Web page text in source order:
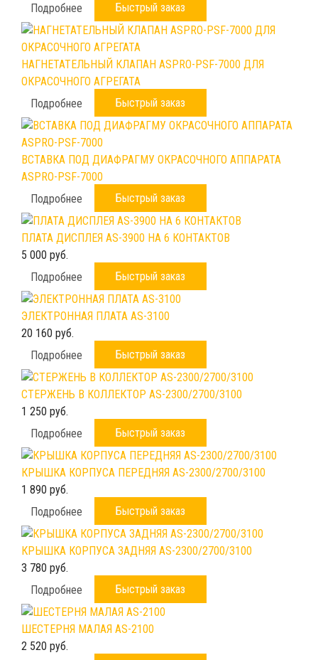
Подробнее
Быстрый заказ
НАГНЕТАТЕЛЬНЫЙ КЛАПАН ASPRO-PSF-7000 ДЛЯ
ОКРАСОЧНОГО АГРЕГАТА
Подробнее
Быстрый заказ
ВСТАВКА ПОД ДИАФРАГМУ ОКРАСОЧНОГО АППАРАТА
ASPRO-PSF-7000
Подробнее
Быстрый заказ
ПЛАТА ДИСПЛЕЯ AS-3900 НА 6 КОНТАКТОВ
5 000 руб.
Подробнее
Быстрый заказ
ЭЛЕКТРОННАЯ ПЛАТА AS-3100
20 160 руб.
Подробнее
Быстрый заказ
СТЕРЖЕНЬ В КОЛЛЕКТОР AS-2300/2700/3100
1 250 руб.
Подробнее
Быстрый заказ
КРЫШКА КОРПУСА ПЕРЕДНЯЯ AS-2300/2700/3100
1 890 руб.
Подробнее
Быстрый заказ
КРЫШКА КОРПУСА ЗАДНЯЯ AS-2300/2700/3100
3 780 руб.
Подробнее
Быстрый заказ
ШЕСТЕРНЯ МАЛАЯ AS-2100
2 520 руб.